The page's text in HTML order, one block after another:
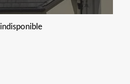
indisponible